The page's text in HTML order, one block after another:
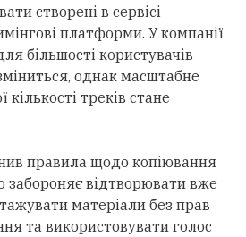
створені в сервісі
платформи. У компанії
більшості користувачів
однак масштабне
треків стане
правила щодо копіювання
забороняє відтворювати вже
матеріали без прав
та використовувати голос